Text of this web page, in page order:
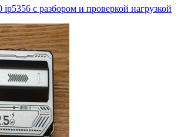
ip5356 c разбором и проверкой нагрузкой